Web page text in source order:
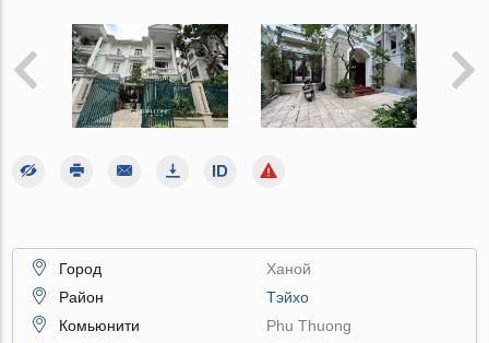
Город
Ханой
Район
Тэйхо
Комьюнити
Phu Thuong